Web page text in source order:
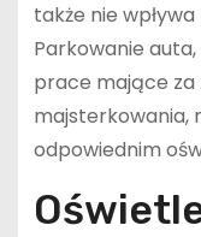
także nie
Parkowanie
prace mające za
majsterkowania,
odpowiednim